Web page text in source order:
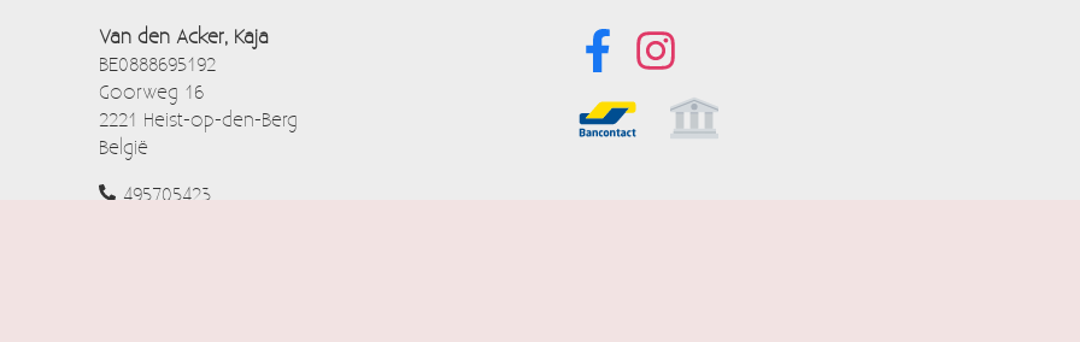
Van den Acker, Kaja
BE0888695192
Goorweg 16
2221 Heist-op-den-Berg
België
495705423